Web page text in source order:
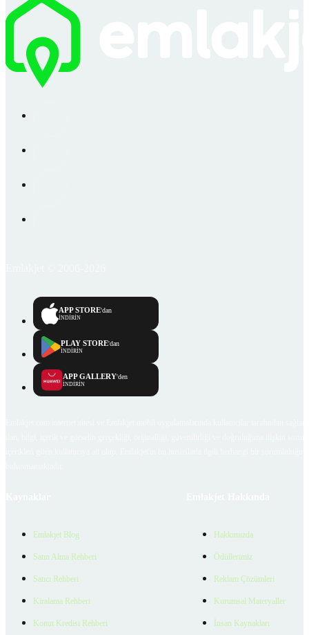
APP STORE'dan
İNDİRİN
PLAY STORE'dan
İNDİRİN
APP GALLERY'den
İNDİRİN
Emlakjet Blog
Satın Alma Rehberi
Satıcı Rehberi
Kiralama Rehberi
Konut Kredisi Rehberi
Hakkımızda
Ödüllerimiz
Reklam Çözümleri
Kurumsal Materyaller
İnsan Kaynakları